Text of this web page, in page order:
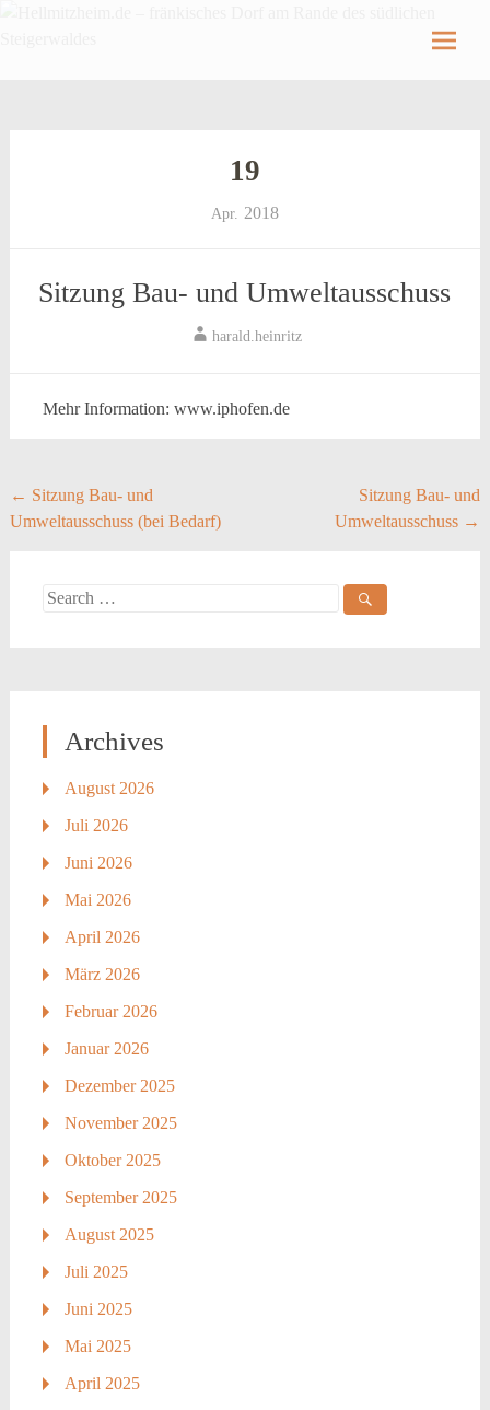
Hellmitzheim.de – fränkisches Dorf am Rande
19
Apr. 2018
Sitzung Bau- und Umweltausschuss
harald.heinritz
Mehr Information: www.iphofen.de
Post
navigation
← Sitzung Bau- und
Umweltausschuss (bei Bedarf)
Sitzung Bau- und
Umweltausschuss →
Search
Archives
August 2026
Juli 2026
Juni 2026
Mai 2026
April 2026
März 2026
Februar 2026
Januar 2026
Dezember 2025
November 2025
Oktober 2025
September 2025
August 2025
Juli 2025
Juni 2025
Mai 2025
April 2025